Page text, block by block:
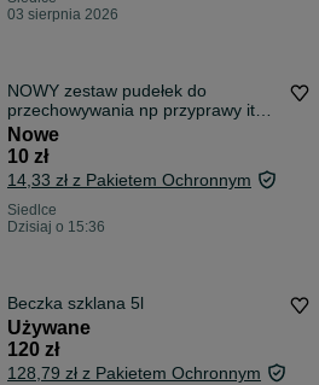
03 sierpnia 2026
NOWY zestaw pudełek do
przechowywania np przyprawy itp
2szt czerwony t
Nowe
10 zł
14,33 zł z Pakietem Ochronnym
Siedlce
Dzisiaj o 15:36
Beczka szklana 5l
Używane
120 zł
128,79 zł z Pakietem Ochronnym